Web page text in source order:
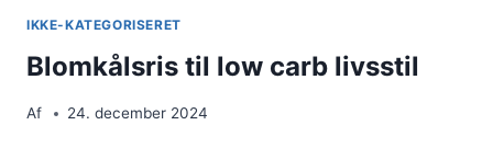
IKKE-KATEGORISERET
Blomkålsris til low carb livsstil
Af 24. december 2024